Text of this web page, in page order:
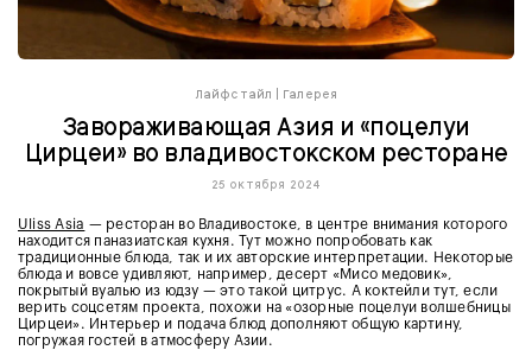
Лайфстайл Галерея
Завораживающая Азия и «поцелуи
Цирцеи» во владивостокском ресторане
25 октября 2024
Uliss Asia — ресторан во Владивостоке, в центре внимания которого
находится паназиатская кухня. Тут можно попробовать как
традиционные блюда, так и их авторские интерпретации. Некоторые
блюда и вовсе удивляют, например, десерт «Мисо медовик»,
покрытый вуалью из юдзу — это такой цитрус. А коктейли тут, если
верить соцсетям проекта, похожи на «озорные поцелуи волшебницы
Цирцеи». Интерьер и подача блюд дополняют общую картину,
погружая гостей в атмосферу Азии.